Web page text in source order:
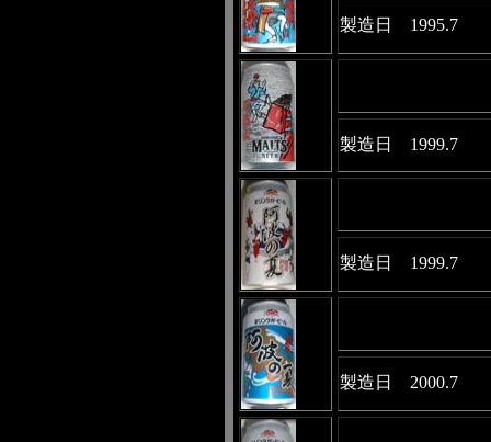
製造日 1995.7
製造日 1999.7
製造日 1999.7
製造日 2000.7